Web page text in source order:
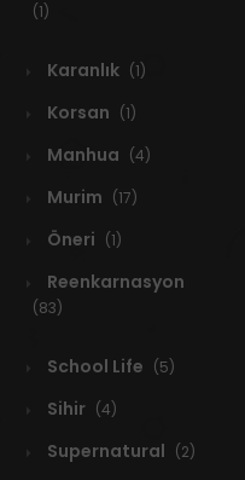
(1)
Karanlık (1)
Korsan (1)
Manhua (4)
Murim (17)
Öneri (1)
Reenkarnasyon
(83)
School Life (5)
Sihir (4)
Supernatural (2)